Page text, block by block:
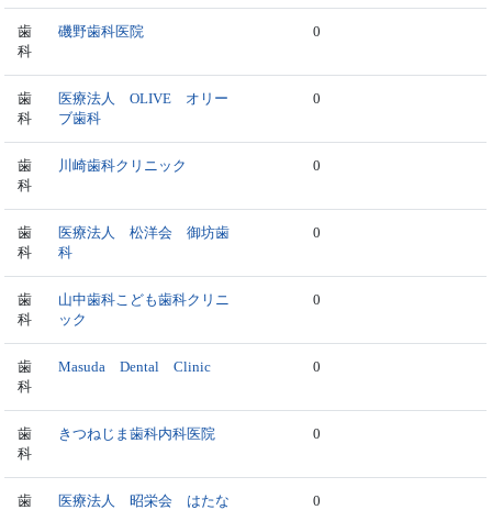
歯
科
磯野歯科医院 0
歯
科
医療法人 OLIVE オリー
ブ歯科
0
歯
科
川崎歯科クリニック 0
歯
科
医療法人 松洋会 御坊歯
科
0
歯
科
山中歯科こども歯科クリニ
ック
0
歯
科
Masuda Dental Clinic 0
歯
科
きつねじま歯科内科医院 0
歯
医療法人 昭栄会 はたな
0